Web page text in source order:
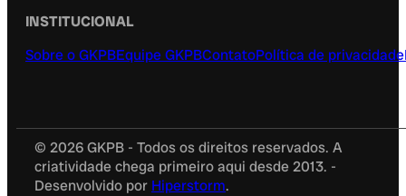
INSTITUCIONAL
Sobre o GKPBEquipe GKPBContatoPolítica de privacidade
© 2026 GKPB - Todos os direitos reservados. A
criatividade chega primeiro aqui desde 2013. -
Desenvolvido por Hiperstorm.